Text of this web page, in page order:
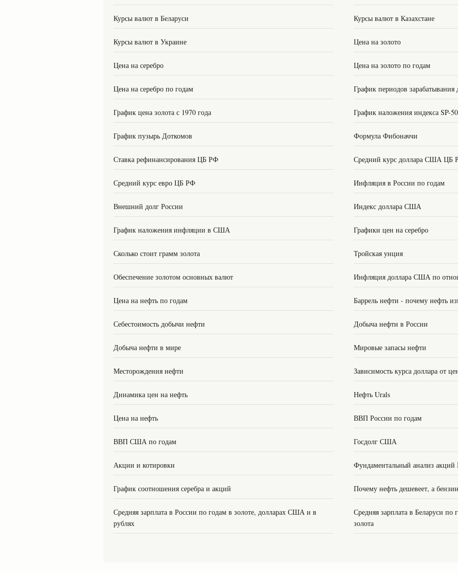
Курсы валют в Беларуси Курсы валют в Казахстане
Курсы валют в Украине Цена на золото
Цена на серебро Цена на золото по годам
Цена на серебро по годам График периодов зарабатывания
График цена золота с 1970 года График наложения индекса SP-
График пузырь Доткомов Формула Фибоначчи
Ставка рефинансирования ЦБ РФ Средний курс доллара США ЦБ
Средний курс евро ЦБ РФ Инфляция в России по годам
Внешний долг России Индекс доллара США
График наложения инфляции в США Графики цен на серебро
Сколько стоит грамм золота Тройская унция
Обеспечение золотом основных валют Инфляция доллара США по
Цена на нефть по годам Баррель нефти - почему нефть
Себестоимость добычи нефти Добыча нефти в России
Добыча нефти в мире Мировые запасы нефти
Месторождения нефти Зависимость курса доллара от
Динамика цен на нефть Нефть Urals
Цена на нефть ВВП России по годам
ВВП США по годам Госдолг США
Акции и котировки Фундаментальный анализ
График соотношения серебра и акций Почему нефть дешевеет, а
Средняя зарплата в России по годам в золоте, долларах США и в
рублях
Средняя зарплата в Беларуси
золота